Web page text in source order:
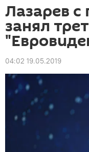
Лазарев с
занял
04:02 19.05.2019